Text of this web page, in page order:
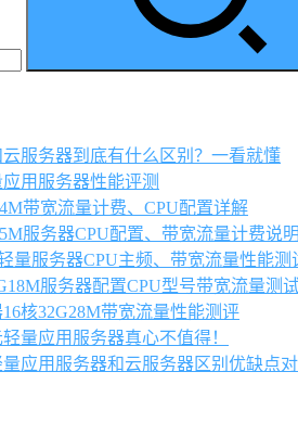
服务器到底有什么区别？一看就懂
用服务器性能评测
带宽流量计费、CPU配置详解
服务器CPU配置、带宽流量计费说
量服务器CPU主频、带宽流量性能测
服务器配置CPU型号带宽流量测
核32G28M带宽流量性能测评
量应用服务器真心不值得！
应用服务器和云服务器区别优缺点